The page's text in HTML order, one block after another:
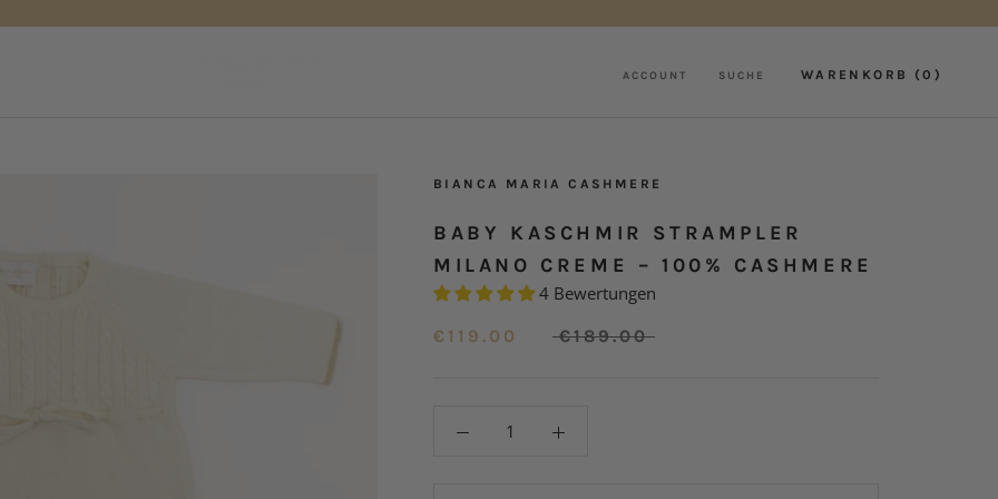
ACCOUNT SUCHE WARENKORB (0 )
BIANCA MARIA CASHMERE
BABY KASCHMIR STRAMPLER
MILANO CREME – 100% CASHMERE
4 Bewertungen
€119.00 €189.00